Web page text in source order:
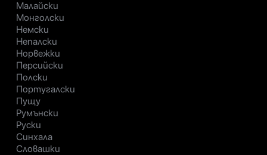
Малайски
Монголски
Немски
Непалски
Норвежки
Персийски
Полски
Португалски
Пущу
Румънски
Руски
Синхала
Словашки